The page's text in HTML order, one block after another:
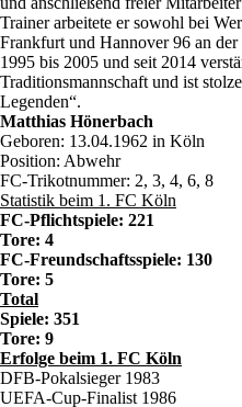
Trainer arbeitete er sowohl bei
Frankfurt und Hannover 96 an
1995 bis 2005 und seit 2014
Traditionsmannschaft und ist
Legenden“.
Matthias Hönerbach
Geboren: 13.04.1962 in Köln
Position: Abwehr
FC-Trikotnummer: 2, 3, 4, 6, 8
Statistik beim 1. FC Köln
FC-Pflichtspiele: 221
Tore: 4
FC-Freundschaftsspiele: 130
Tore: 5
Total
Spiele: 351
Tore: 9
Erfolge beim 1. FC Köln
DFB-Pokalsieger 1983
UEFA-Cup-Finalist 1986